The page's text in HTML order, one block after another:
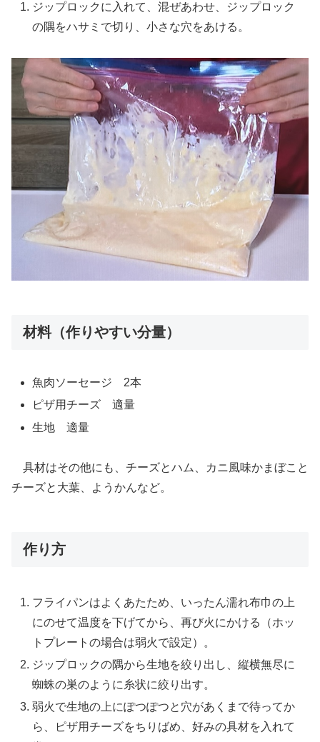
ジップロックに入れて、混ぜあわせ、ジップロック
の隅をハサミで切り、小さな穴をあける。
材料（作りやすい分量）
魚肉ソーセージ 2本
ピザ用チーズ 適量
生地 適量
具材はその他にも、チーズとハム、カニ風味かまぼこと
チーズと大葉、ようかんなど。
作り方
フライパンはよくあたため、いったん濡れ布巾の上
にのせて温度を下げてから、再び火にかける（ホッ
トプレートの場合は弱火で設定）。
ジップロックの隅から生地を絞り出し、縦横無尽に
蜘蛛の巣のように糸状に絞り出す。
弱火で生地の上にぽつぽつと穴があくまで待ってか
ら、ピザ用チーズをちりばめ、好みの具材を入れて